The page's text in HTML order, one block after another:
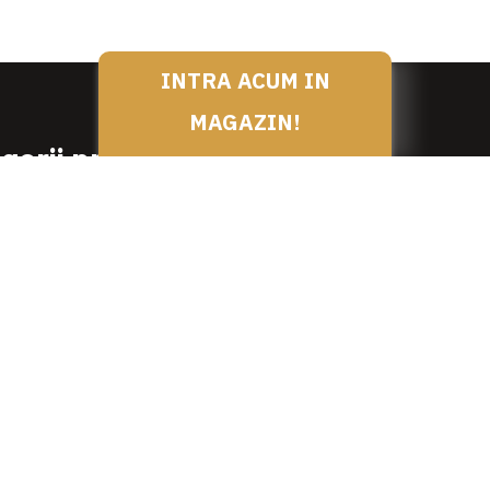
produse
INTRA ACUM IN
MAGAZIN!